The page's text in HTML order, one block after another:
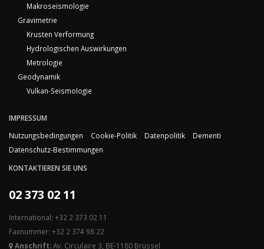
Makroseismologie
Gravimetrie
Krusten Verformung
Hydrologischen Auswirkungen
Metrologie
Geodynamik
Vulkan-Seismologie
IMPRESSUM
Nutzungsbedingungen
Cookie-Politik Datenpolitik
Dementi
Datenschutz-Bestimmungen
KONTAKTIEREN SIE UNS
02 373 02 11
International: +32 2 373 02 11
Faxnummer: +32 2 374 98 22
Anschrift:Av. Circulaire 3, BE-1180 Brüssel